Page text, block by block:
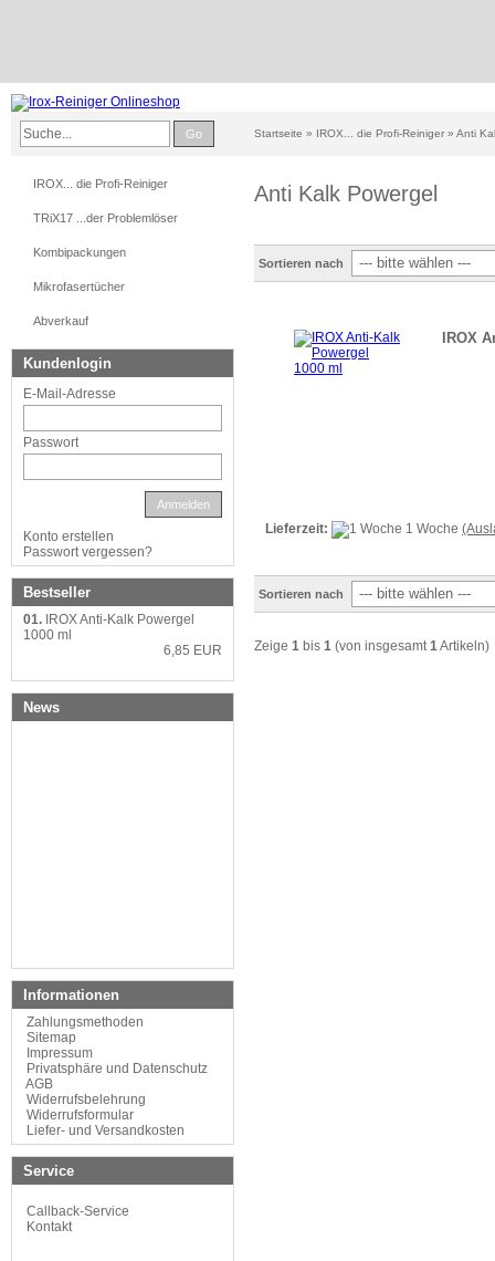
Go Startseite » IROX... die Profi-Reiniger » Anti
Anti Kalk Powergel
Sortieren nach
IROX
Lieferzeit: 1 Woche
Sortieren nach
Zeige 1 bis 1 (von insgesamt 1 Artikeln)
IROX... die Profi-Reiniger
TRiX17 ...der Problemlöser
Kombipackungen
Mikrofasertücher
Abverkauf
Kundenlogin
E-Mail-Adresse
Passwort
Anmelden
Konto erstellen
Passwort vergessen?
Bestseller
01. IROX Anti-Kalk Powergel
1000 ml
6,85 EUR
News
Informationen
Zahlungsmethoden
Sitemap
Impressum
Privatsphäre und Datenschutz
AGB
Widerrufsbelehrung
Widerrufsformular
Liefer- und Versandkosten
Service
Callback-Service
Kontakt